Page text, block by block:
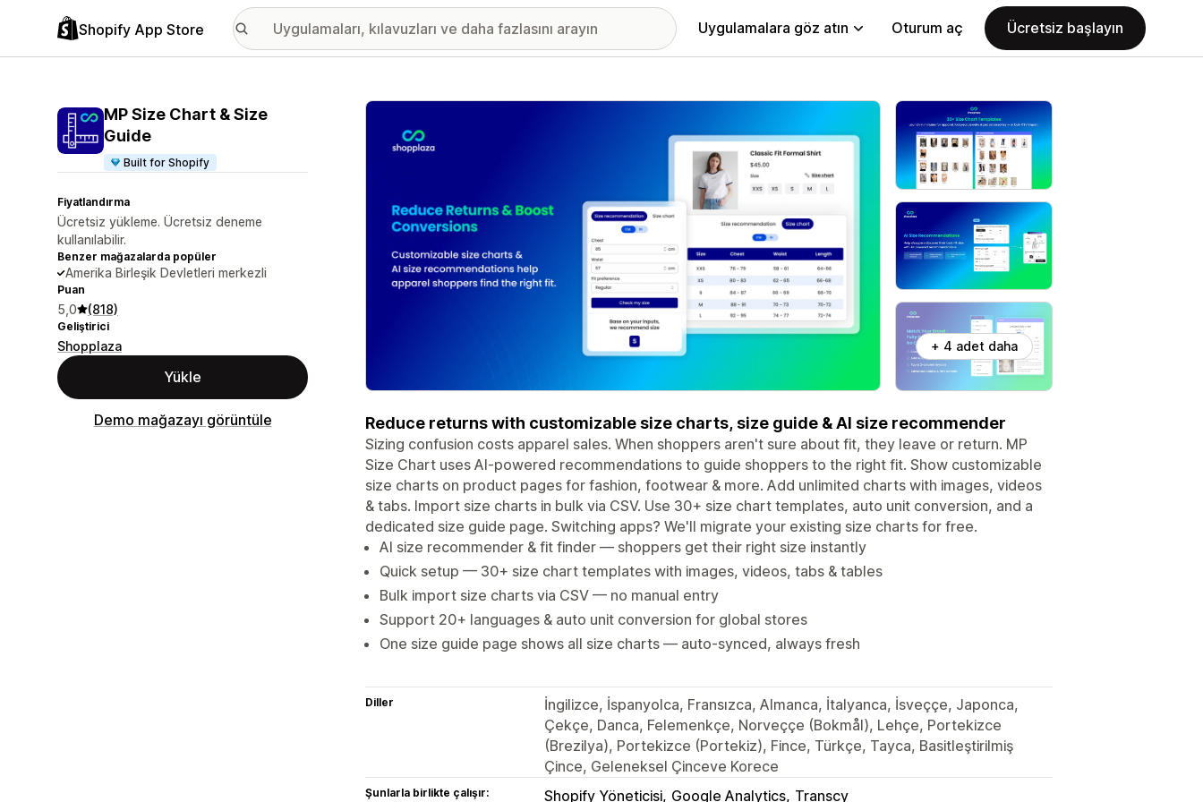
Shopify App Store Uygulamalara göz atın Oturum aç Ücretsiz başlayın
MP Size Chart & Size
Guide
Built for Shopify
Fiyatlandırma
Ücretsiz yükleme. Ücretsiz deneme
kullanılabilir.
Benzer mağazalarda popüler
Amerika Birleşik Devletleri merkezli
Puan
5,0 (818)
Geliştirici
Shopplaza
Yükle
Demo mağazayı görüntüle
Öne çıkan görsel galerisi
+ 4 adet daha
Reduce returns with customizable size charts, size guide & AI size recommender
Sizing confusion costs apparel sales. When shoppers aren't sure about fit, they leave or return. MP
Size Chart uses AI-powered recommendations to guide shoppers to the right fit. Show customizable
size charts on product pages for fashion, footwear & more. Add unlimited charts with images, videos
& tabs. Import size charts in bulk via CSV. Use 30+ size chart templates, auto unit conversion, and a
dedicated size guide page. Switching apps? We'll migrate your existing size charts for free.
AI size recommender & fit finder — shoppers get their right size instantly
Quick setup — 30+ size chart templates with images, videos, tabs & tables
Bulk import size charts via CSV — no manual entry
Support 20+ languages & auto unit conversion for global stores
One size guide page shows all size charts — auto-synced, always fresh
Diller
İngilizce, İspanyolca, Fransızca, Almanca, İtalyanca, İsveççe, Japonca,
Çekçe, Danca, Felemenkçe, Norveççe (Bokmål), Lehçe, Portekizce
(Brezilya), Portekizce (Portekiz), Fince, Türkçe, Tayca, Basitleştirilmiş
Çince, Geleneksel Çinceve Korece
Şunlarla birlikte çalışır: Shopify Yöneticisi Google Analytics Transcy